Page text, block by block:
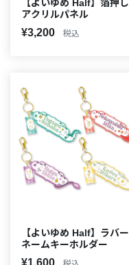
【よいゆめ Half】箔押し
アクリルパネル
¥3,200 税込
【よいゆめ Half】ラバー
ネームキーホルダー
¥1,600